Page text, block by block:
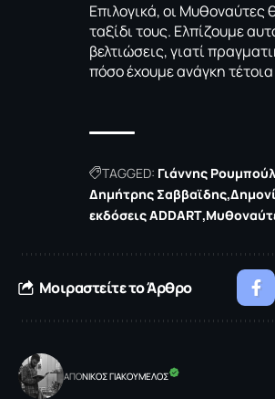
Επιλογικά, οι Μυθοναύτες
ταξίδι τους. Ελπίζουμε
βελτιώσεις, γιατί
πόσο έχουμε ανάγκη τέτοια
TAGGED: Γιάννης
Δημήτρης Σαββαϊδης
εκδόσεις ADDART
Μοιραστείτε το Άρθρο
ΑΠΟNΙΚΟΣ ΓΙΑΚΟΥΜΕΛΟΣ